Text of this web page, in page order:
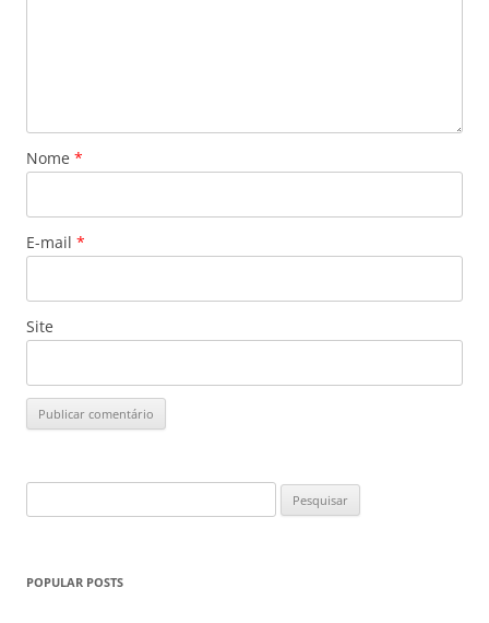
Nome *
E-mail *
Site
por:
POPULAR POSTS